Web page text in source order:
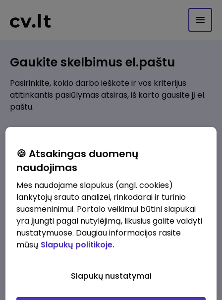
Gaukite skelbimus el.paštu
Pasirinkite, kokio darbo ieškote ir vos kriterijus
atitinkantis pasiūlymas atsiras, iš karto gausite jį el.
paštu.
Pridėti naują
Kokios srities darbo pasiūlymai jus domina?
Pridėti naują
🍪 Atsakingas duomenų
naudojimas
Mes naudojame slapukus (angl. cookies)
lankytojų srauto analizei, rinkodarai ir turinio
suasmeninimui. Portalo veikimui būtini slapukai
yra įjungti pagal nutylėjimą, likusius galite valdyti
nustatymuose. Daugiau informacijos rasite
mūsų Slapukų politikoje.
Slapukų nustatymai